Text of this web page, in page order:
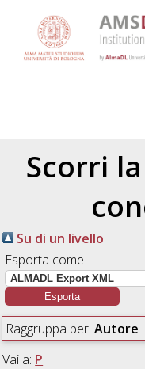
Scorri
Su di un livello
Esporta come
Raggruppa per: Autore
Vai a: P